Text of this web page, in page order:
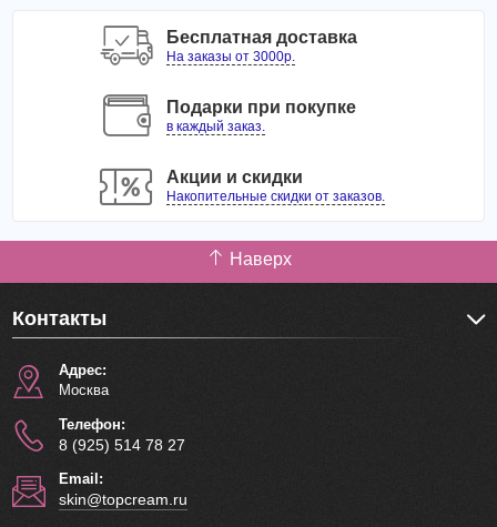
Бесплатная доставка
На заказы от 3000р.
Подарки при покупке
в каждый заказ.
Акции и скидки
Накопительные скидки от заказов.
Наверх
Контакты
Адрес:
Москва
Телефон:
8 (925) 514 78 27
Email:
skin@topcream.ru